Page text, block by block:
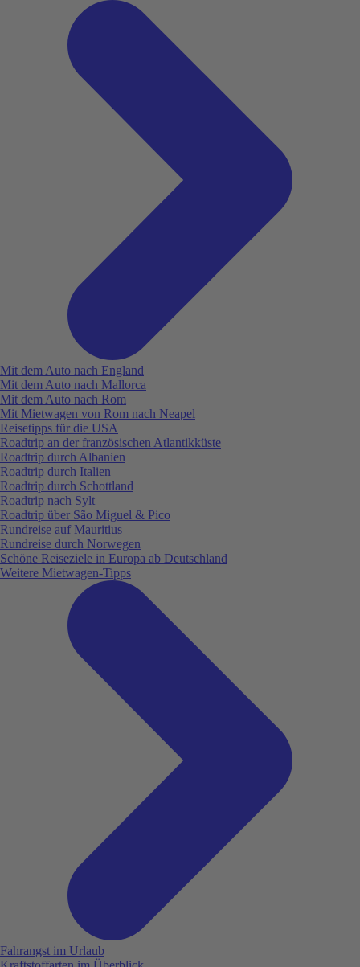
Mit dem Auto nach England
Mit dem Auto nach Mallorca
Mit dem Auto nach Rom
Mit Mietwagen von Rom nach Neapel
Reisetipps für die USA
Roadtrip an der französischen Atlantikküste
Roadtrip durch Albanien
Roadtrip durch Italien
Roadtrip durch Schottland
Roadtrip nach Sylt
Roadtrip über São Miguel & Pico
Rundreise auf Mauritius
Rundreise durch Norwegen
Schöne Reiseziele in Europa ab Deutschland
Weitere Mietwagen-Tipps
Fahrangst im Urlaub